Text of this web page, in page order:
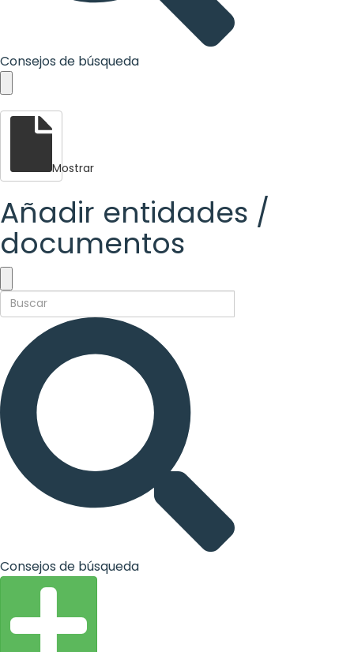
Consejos de búsqueda
Mostrar
Añadir entidades /
documentos
Consejos de búsqueda